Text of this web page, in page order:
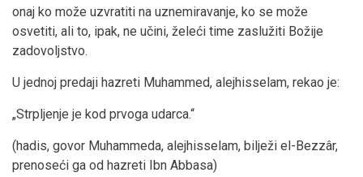
onaj ko može uzvratiti na uznemiravanje, ko se može
osvetiti, ali to, ipak, ne učini, želeći time zaslužiti Božije
zadovoljstvo.
U jednoj predaji hazreti Muhammed, alejhisselam, rekao je:
„Strpljenje je kod prvoga udarca.“
(hadis, govor Muhammeda, alejhisselam, bilježi el-Bezzâr,
prenoseći ga od hazreti Ibn Abbasa)